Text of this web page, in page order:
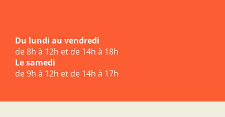
Du lundi au vendredi
de 8h à 12h et de 14h à 18h
Le samedi
de 9h à 12h et de 14h à 17h